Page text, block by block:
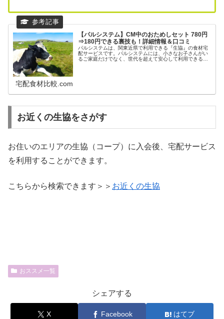
【パルシステム】CM中のおためしセット 780円
⇒180円できる裏技も！詳細情報＆口コミ
パルシステムは、関東近県で利用できる『生協』の食材宅
配サービスです。パルシステムには、小さなお子さんがい
るご家庭だけでなく、世代を超えて安心して利用できるこ
宅配食材比較.com
お近くの生協をさがす
お住いのエリアの生協（コープ）に入会後、宅配サービス
を利用することができます。
こちらから検索できます＞＞ お近くの生協
おススメ一覧
シェアする
X Facebook はてブ